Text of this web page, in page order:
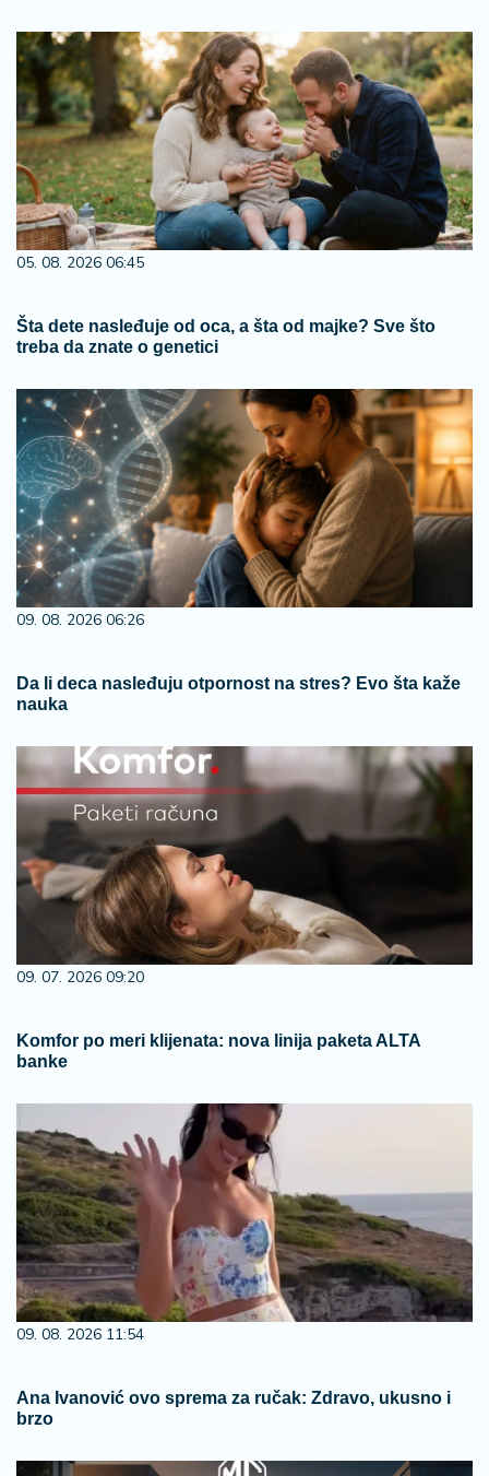
05. 08. 2026 06:45
Šta dete nasleđuje od oca, a šta od majke? Sve što
treba da znate o genetici
09. 08. 2026 06:26
Da li deca nasleđuju otpornost na stres? Evo šta kaže
nauka
09. 07. 2026 09:20
Komfor po meri klijenata: nova linija paketa ALTA
banke
09. 08. 2026 11:54
Ana Ivanović ovo sprema za ručak: Zdravo, ukusno i
brzo